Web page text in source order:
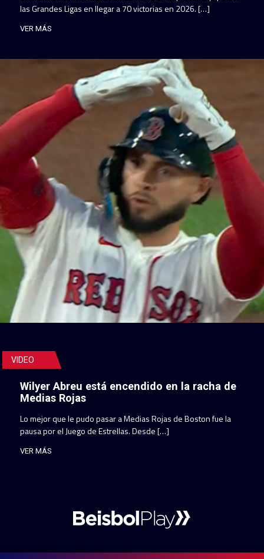
las Grandes Ligas en llegar a 70 victorias en 2026. […]
VER MÁS
VIDEO
Wilyer Abreu está encendido en la racha de
Medias Rojas
Lo mejor que le pudo pasar a Medias Rojas de Boston fue la
pausa por el Juego de Estrellas. Desde […]
VER MÁS